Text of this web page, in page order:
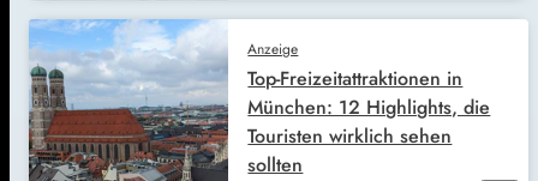
Anzeige
Top-Freizeitattraktionen in
München: 12 Highlights, die
Touristen wirklich sehen
sollten